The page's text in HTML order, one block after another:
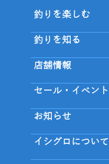
釣りを楽しむ
釣りを知る
店舗情報
セール・イベント
お知らせ
イシグロについて